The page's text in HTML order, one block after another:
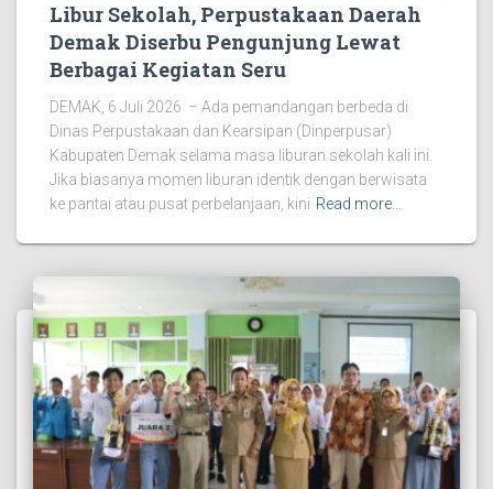
Libur Sekolah, Perpustakaan Daerah
Demak Diserbu Pengunjung Lewat
Berbagai Kegiatan Seru
DEMAK, 6 Juli 2026 – Ada pemandangan berbeda di
Dinas Perpustakaan dan Kearsipan (Dinperpusar)
Kabupaten Demak selama masa liburan sekolah kali ini.
Jika biasanya momen liburan identik dengan berwisata
ke pantai atau pusat perbelanjaan, kini Read more…